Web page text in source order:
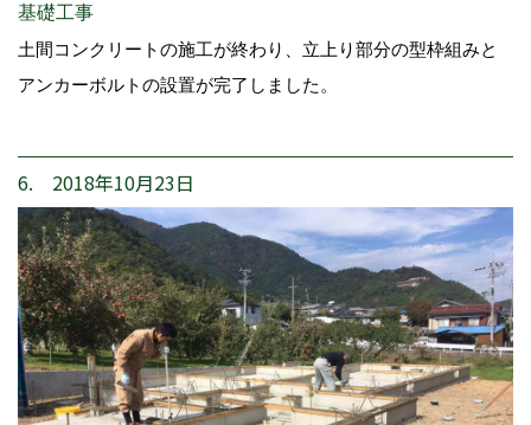
基礎工事
土間コンクリートの施工が終わり、立上り部分の型枠組みと
アンカーボルトの設置が完了しました。
6. 2018年10月23日